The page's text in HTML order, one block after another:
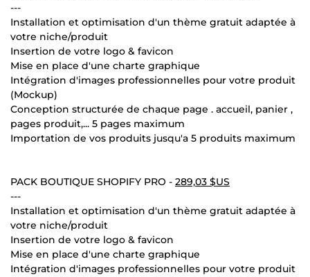
---
Installation et optimisation d'un thème gratuit adaptée à
votre niche/produit
Insertion de votre logo & favicon
Mise en place d'une charte graphique
Intégration d'images professionnelles pour votre produit
(Mockup)
Conception structurée de chaque page . accueil, panier ,
pages produit,... 5 pages maximum
Importation de vos produits jusqu'a 5 produits maximum
PACK BOUTIQUE SHOPIFY PRO - 289,03 $US
---
Installation et optimisation d'un thème gratuit adaptée à
votre niche/produit
Insertion de votre logo & favicon
Mise en place d'une charte graphique
Intégration d'images professionnelles pour votre produit